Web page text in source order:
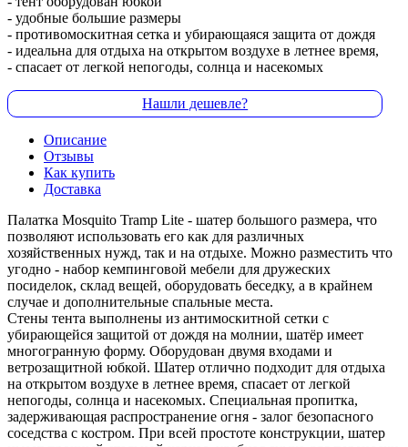
- удобные большие размеры
- противомоскитная сетка и убирающаяся защита от дождя
- идеальна для отдыха на открытом воздухе в летнее время,
- спасает от легкой непогоды, солнца и насекомых
Нашли дешевле?
Описание
Отзывы
Как купить
Доставка
Палатка Mosquito Tramp Lite - шатер большого размера, что
позволяют использовать его как для различных
хозяйственных нужд, так и на отдыхе. Можно разместить что
угодно - набор кемпинговой мебели для дружеских
посиделок, склад вещей, оборудовать беседку, а в крайнем
случае и дополнительные спальные места.
Стены тента выполнены из антимоскитной сетки c
убирающейся защитой от дождя на молнии, шатёр имеет
многогранную форму. Оборудован двумя входами и
ветрозащитной юбкой. Шатер отлично подходит для отдыха
на открытом воздухе в летнее время, спасает от легкой
непогоды, солнца и насекомых. Специальная пропитка,
задерживающая распространение огня - залог безопасного
соседства с костром. При всей простоте конструкции, шатер